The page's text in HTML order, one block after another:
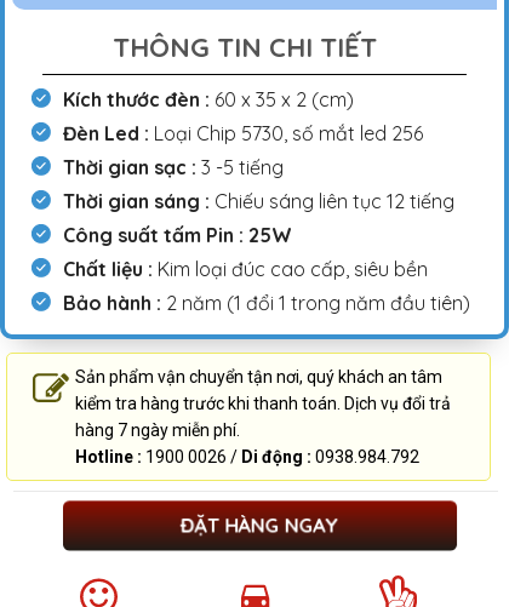
Kích thước đèn : 60 x 35 x 2 (cm)
Đèn Led : Loại Chip 5730, số mắt led 256
Thời gian sạc : 3 -5 tiếng
Thời gian sáng : Chiếu sáng liên tục 12 tiếng
Công suất tấm Pin : 25W
Chất liệu : Kim loại đúc cao cấp, siêu bền
Bảo hành : 2 năm (1 đổi 1 trong năm đầu tiên)
ĐẶT HÀNG NGAY
Sản phẩm vận chuyển tận nơi, quý khách an tâm
kiểm tra hàng trước khi thanh toán. Dịch vụ đổi trả
hàng 7 ngày miễn phí.
Hotline : 1900 0026 / Di động :0938.984.792
THÔNG TIN CHI TIẾT